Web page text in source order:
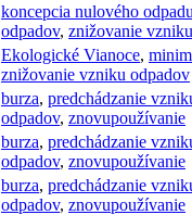
koncepcia nulového odpadu
odpadov, znižovanie
Ekologické Vianoce,
znižovanie vzniku odpadov
burza, predchádzanie
odpadov, znovupoužívanie
burza, predchádzanie
odpadov, znovupoužívanie
burza, predchádzanie
odpadov, znovupoužívanie